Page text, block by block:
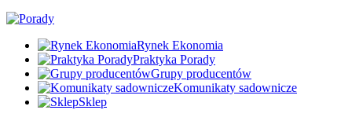
Rynek Ekonomia
Praktyka Porady
Grupy producentów
Komunikaty sadownicze
Sklep